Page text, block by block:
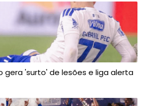
gera 'surto' de lesões e liga alerta